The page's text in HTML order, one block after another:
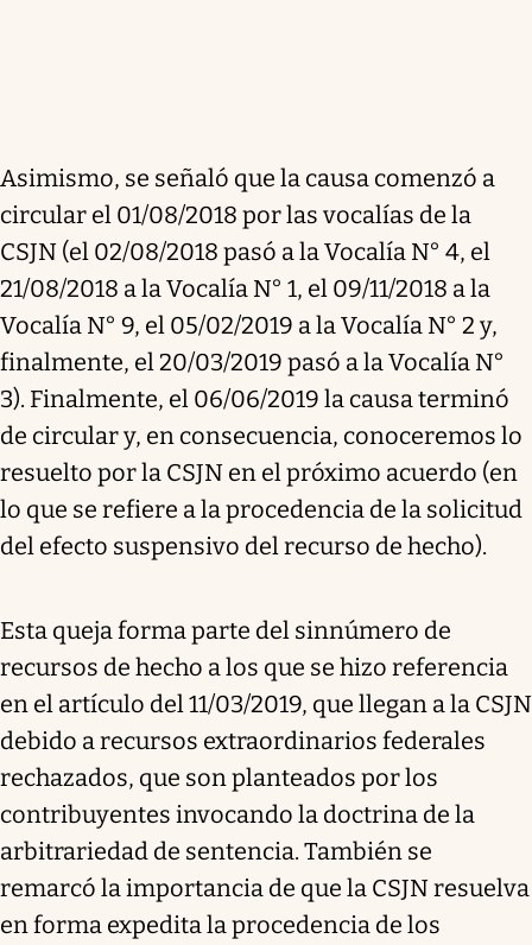
Asimismo, se señaló que la causa comenzó a
circular el 01/08/2018 por las vocalías de la
CSJN (el 02/08/2018 pasó a la Vocalía N° 4, el
21/08/2018 a la Vocalía N° 1, el 09/11/2018 a la
Vocalía N° 9, el 05/02/2019 a la Vocalía N° 2 y,
finalmente, el 20/03/2019 pasó a la Vocalía N°
3). Finalmente, el 06/06/2019 la causa terminó
de circular y, en consecuencia, conoceremos lo
resuelto por la CSJN en el próximo acuerdo (en
lo que se refiere a la procedencia de la solicitud
del efecto suspensivo del recurso de hecho).
Esta queja forma parte del sinnúmero de
recursos de hecho a los que se hizo referencia
en el artículo del 11/03/2019, que llegan a la CSJN
debido a recursos extraordinarios federales
rechazados, que son planteados por los
contribuyentes invocando la doctrina de la
arbitrariedad de sentencia. También se
remarcó la importancia de que la CSJN resuelva
en forma expedita la procedencia de los